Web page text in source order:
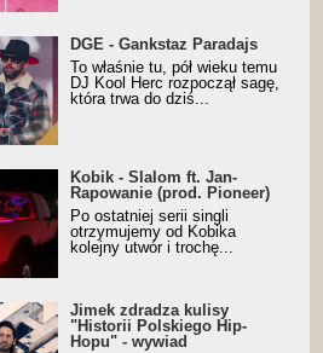
z nagrodą za
Trueschoolowy
Roku (Popkillery 2023)
DGE - Gankstaz Paradajs
To właśnie tu, pół wieku temu
DJ Kool Herc rozpoczął sagę,
która trwa do dziś...
- Slalom ft. Jan-
(prod. Pioneer)
Music Visualiser]
Kobik - Slalom ft. Jan-
Rapowanie (prod. Pioneer)
Po ostatniej serii singli
otrzymujemy od Kobika
kolejny utwór i trochę...
zdradza kulisy "Historii
Hip-Hopu" - wywiad
Jimek zdradza kulisy
"Historii Polskiego Hip-
Hopu" - wywiad